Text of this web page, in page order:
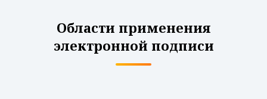
Области применения
электронной подписи